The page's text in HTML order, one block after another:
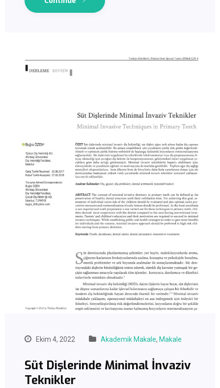
Ekim 4, 2022 Akademik Makale, Makale
Süt Dişlerinde Minimal İnvaziv
Teknikler